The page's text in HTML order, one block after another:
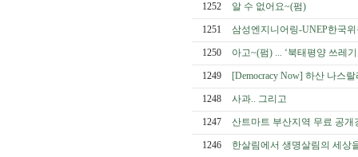
1252 알 수 없어요~(펌)
1251 삼성엔지니어링-UNEP한국
1250 아고~(펌) ... ‘북태평양 쓰레
1249 [Democracy Now] 하산 나스
1248 사과.. 그리고
1247 산트마트 부산지역 무료 공
1246 한살림에서 생명살림의 세상